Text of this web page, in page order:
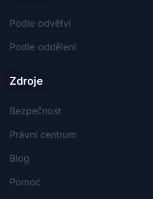
Podle odvětví
Podle oddělení
Zdroje
Bezpečnost
Právní centrum
Blog
Pomoc